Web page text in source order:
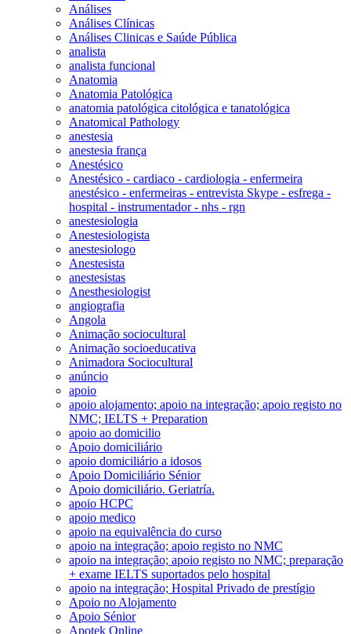
Análises
Análises Clínicas
Análises Clinicas e Saúde Pública
analista
analista funcional
Anatomia
Anatomia Patológica
anatomia patológica citológica e tanatológica
Anatomical Pathology
anestesia
anestesia frança
Anestésico
Anestésico - cardiaco - cardiologia - enfermeira
anestésico - enfermeiras - entrevista Skype - esfrega -
hospital - instrumentador - nhs - rgn
anestesiologia
Anestesiologista
anestesiologo
Anestesista
anestesistas
Anesthesiologist
angiografia
Angola
Animação sociocultural
Animação socioeducativa
Animadora Sociocultural
anúncio
apoio
apoio alojamento; apoio na integração; apoio registo no
NMC; IELTS + Preparation
apoio ao domicilio
Apoio domiciliário
apoio domiciliário a idosos
Apoio Domiciliário Sénior
Apoio domiciliário. Geriatría.
apoio HCPC
apoio medico
apoio na equivalência do curso
apoio na integração; apoio registo no NMC
apoio na integração; apoio registo no NMC; preparação
+ exame IELTS suportados pelo hospital
apoio na integração; Hospital Privado de prestígio
Apoio no Alojamento
Apoio Sénior
Apotek Online